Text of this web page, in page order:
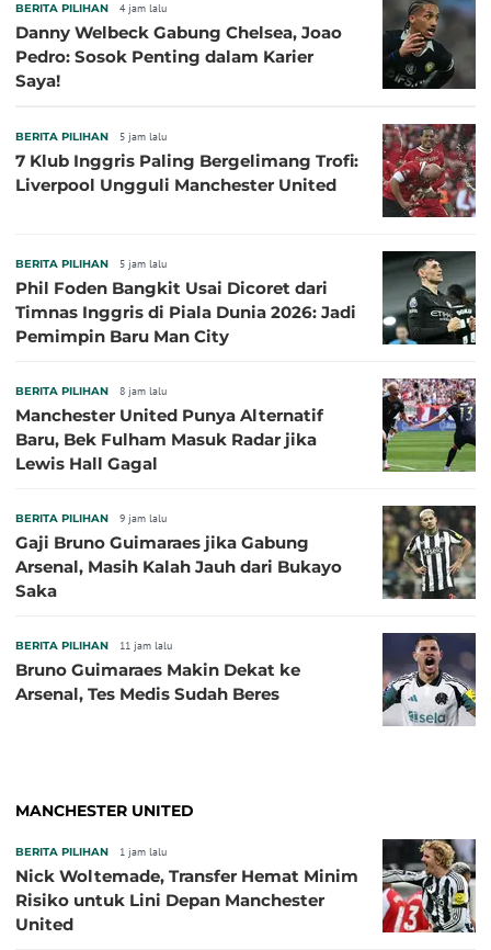
BERITA PILIHAN 4 jam lalu
Danny Welbeck Gabung Chelsea, Joao
Pedro: Sosok Penting dalam Karier
Saya!
BERITA PILIHAN 5 jam lalu
7 Klub Inggris Paling Bergelimang Trofi:
Liverpool Ungguli Manchester United
BERITA PILIHAN 5 jam lalu
Phil Foden Bangkit Usai Dicoret dari
Timnas Inggris di Piala Dunia 2026: Jadi
Pemimpin Baru Man City
BERITA PILIHAN 8 jam lalu
Manchester United Punya Alternatif
Baru, Bek Fulham Masuk Radar jika
Lewis Hall Gagal
BERITA PILIHAN 9 jam lalu
Gaji Bruno Guimaraes jika Gabung
Arsenal, Masih Kalah Jauh dari Bukayo
Saka
BERITA PILIHAN 11 jam lalu
Bruno Guimaraes Makin Dekat ke
Arsenal, Tes Medis Sudah Beres
MANCHESTER UNITED
BERITA PILIHAN 1 jam lalu
Nick Woltemade, Transfer Hemat Minim
Risiko untuk Lini Depan Manchester
United